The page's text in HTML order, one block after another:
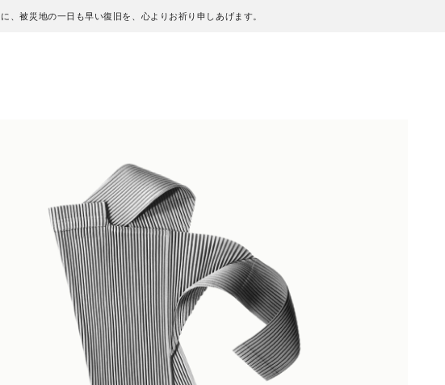
、被災地の一日も早い復旧を、心よりお祈り申しあげます。